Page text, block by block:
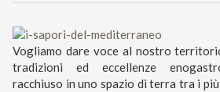
Vogliamo dare voce al nostro
tradizioni ed eccellenze
racchiuso in uno spazio di terra tra i